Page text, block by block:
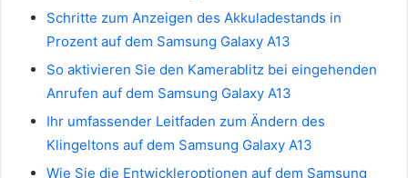
Schritte zum Anzeigen des Akkuladestands in
Prozent auf dem Samsung Galaxy A13
So aktivieren Sie den Kamerablitz bei eingehenden
Anrufen auf dem Samsung Galaxy A13
Ihr umfassender Leitfaden zum Ändern des
Klingeltons auf dem Samsung Galaxy A13
Wie Sie die Entwickleroptionen auf dem Samsung